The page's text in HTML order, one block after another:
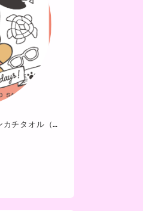
ポチャッコ cafe 限定コラボハンカチタオル（ピンク色）